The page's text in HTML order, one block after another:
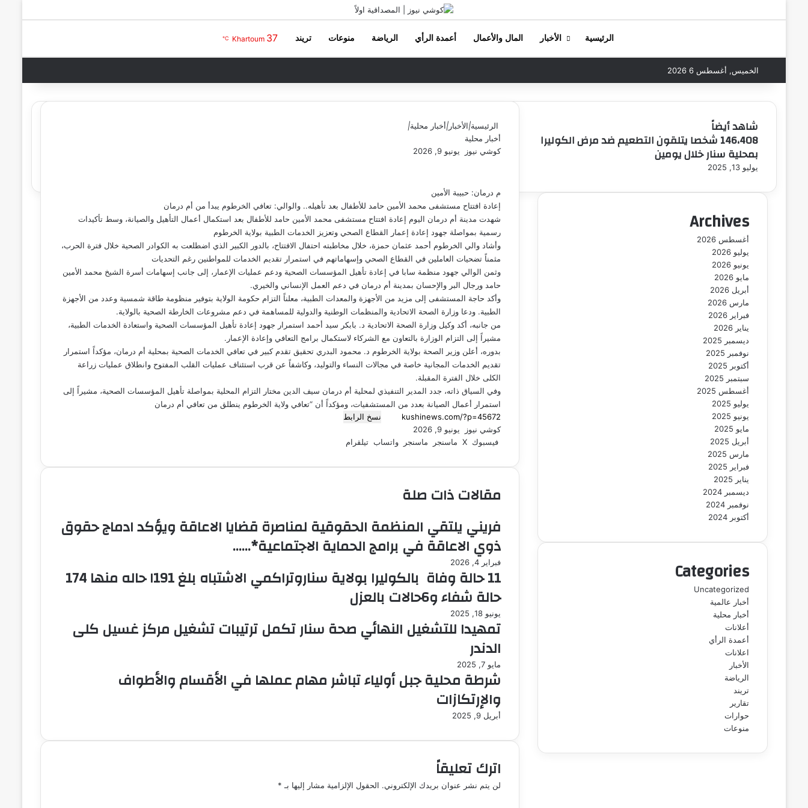
الرئيسية الأخبار المال والأعمال أعمدة الرأي الرياضة منوعات تريند Khartoum 37
℃
الخميس, أغسطس 6 2026
الرئيسية|الأخبار|أخبار محلية|
أخبار محلية
كوشي نيوز
أ
ر
إ
ك
ت
ر
و
ن
ي
ا
يونيو 9, 2026
م درمان: حبيبة الأمين
إعادة افتتاح مستشفى محمد الأمين حامد للأطفال بعد تأهيله.. والوالي: تعافي الخرطوم يبدأ من أم درمان
شهدت مدينة أم درمان اليوم إعادة افتتاح مستشفى محمد الأمين حامد للأطفال بعد استكمال أعمال التأهيل والصيانة، وسط تأكيدات
رسمية بمواصلة جهود إعادة إعمار القطاع الصحي وتعزيز الخدمات الطبية بولاية الخرطوم
وأشاد والي الخرطوم أحمد عثمان حمزة، خلال مخاطبته احتفال الافتتاح، بالدور الكبير الذي اضطلعت به الكوادر الصحية خلال فترة الحرب،
مثمناً تضحيات العاملين في القطاع الصحي وإسهاماتهم في استمرار تقديم الخدمات للمواطنين رغم التحديات
وثمن الوالي جهود منظمة سابا في إعادة تأهيل المؤسسات الصحية ودعم عمليات الإعمار، إلى جانب إسهامات أسرة الشيخ محمد الأمين
حامد ورجال البر والإحسان بمدينة أم درمان في دعم العمل الإنساني والخيري.
وأكد حاجة المستشفى إلى مزيد من الأجهزة والمعدات الطبية، معلناً التزام حكومة الولاية بتوفير منظومة طاقة شمسية وعدد من الأجهزة
الطبية. ودعا وزارة الصحة الاتحادية والمنظمات الوطنية والدولية للمساهمة في دعم مشروعات الخارطة الصحية بالولاية.
من جانبه، أكد وكيل وزارة الصحة الاتحادية د. بابكر سيد أحمد استمرار جهود إعادة تأهيل المؤسسات الصحية واستعادة الخدمات الطبية،
مشيراً إلى التزام الوزارة بالتعاون مع الشركاء لاستكمال برامج التعافي وإعادة الإعمار.
بدوره، أعلن وزير الصحة بولاية الخرطوم د. محمود البدري تحقيق تقدم كبير في تعافي الخدمات الصحية بمحلية أم درمان، مؤكداً استمرار
تقديم الخدمات المجانية خاصة في مجالات النساء والتوليد، وكاشفاً عن قرب استئناف عمليات القلب المفتوح وانطلاق عمليات زراعة
الكلى خلال الفترة المقبلة.
وفي السياق ذاته، جدد المدير التنفيذي لمحلية أم درمان سيف الدين مختار التزام المحلية بمواصلة تأهيل المؤسسات الصحية، مشيراً إلى
استمرار أعمال الصيانة بعدد من المستشفيات، ومؤكداً أن “تعافي ولاية الخرطوم ينطلق من تعافي أم درمان
نسخ الرابط
كوشي نيوز
أ
ر
ل
ر
ا
إ
ك
ر
ن
يونيو 9, 2026
فيسبوك ‫X ماسنجر ماسنجر واتساب تيلقرام
مقالات ذات صلة
فريني يلتقي المنظمة الحقوقية لمناصرة قضايا الاعاقة ويؤكد ادماج حقوق
ذوي الاعاقة في برامج الحماية الاجتماعية*……
فبراير 4, 2026
11 حالة وفاة بالكوليرا بولاية سناروتراكمي الاشتباه بلغ ١191 حاله منها 174
حالة شفاء و6حالات بالعزل
يونيو 18, 2025
تمهيدا للتشغيل النهائي صحة سنار تكمل ترتيبات تشغيل مركز غسيل كلى
الدندر
مايو 7, 2025
شرطة محلية جبل أولياء تباشر مهام عملها في الأقسام والأطواف
والإرتكازات
أبريل 9, 2025
اترك تعليقاً
لن يتم نشر عنوان بريدك الإلكتروني. الحقول الإلزامية مشار إليها بـ *
شاهد أيضاً
إ
غ
ق
146،408 شخصا يتلقون التطعيم ضد مرض الكوليرا
بمحلية سنار خلال يومين
يوليو 13, 2025
Archives
أغسطس 2026
يوليو 2026
يونيو 2026
مايو 2026
أبريل 2026
مارس 2026
فبراير 2026
يناير 2026
ديسمبر 2025
نوفمبر 2025
أكتوبر 2025
سبتمبر 2025
أغسطس 2025
يوليو 2025
يونيو 2025
مايو 2025
أبريل 2025
مارس 2025
فبراير 2025
يناير 2025
ديسمبر 2024
نوفمبر 2024
أكتوبر 2024
Categories
Uncategorized
أخبار عالمية
أخبار محلية
أعلانات
أعمدة الرأي
اعلانات
الأخبار
الرياضة
تريند
تقارير
حوارات
منوعات